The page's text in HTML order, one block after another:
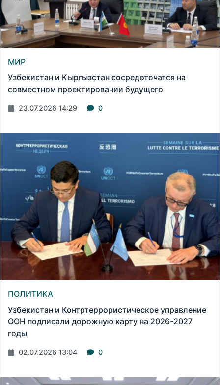
МИР
Узбекистан и Кыргызстан сосредоточатся на
совместном проектировании будущего
23.07.2026 14:29 0
ПОЛИТИКА
Узбекистан и Контртеррористическое управление
ООН подписали дорожную карту на 2026-2027
годы
02.07.2026 13:04 0